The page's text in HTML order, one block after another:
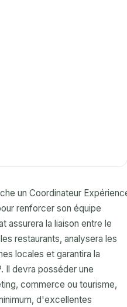
un Coordinateur
renforcer son équipe
assurera la liaison entre le
restaurants, analysera les
locales et garantira la
Il devra posséder une
commerce ou tourisme,
d'excellentes